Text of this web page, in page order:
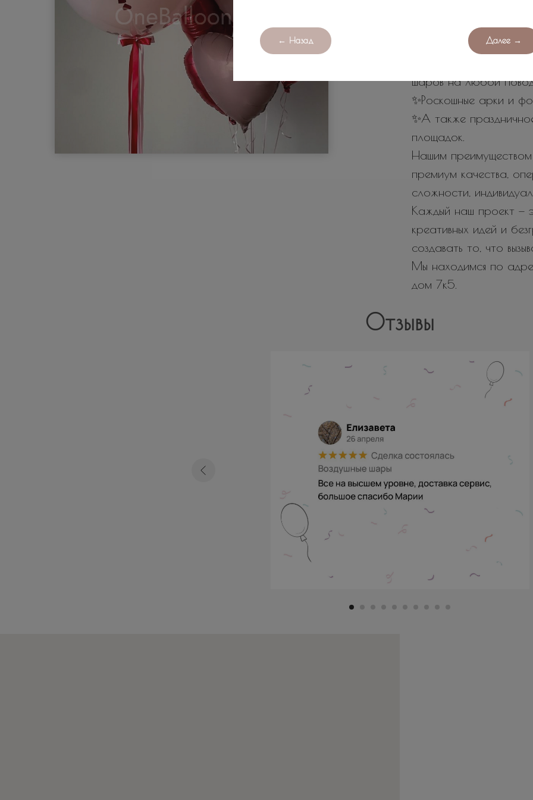
← Назад Далее →
любых мероприятий.
У нас вы найдете:
шаров на любой
✨Роскошные арки и
✨А также
площадок.
Нашим преимуществом
премиум качества,
сложности,
Каждый наш проект —
креативных идей и
создавать то, что
Мы находимся по
дом 7к5.
Отзывы